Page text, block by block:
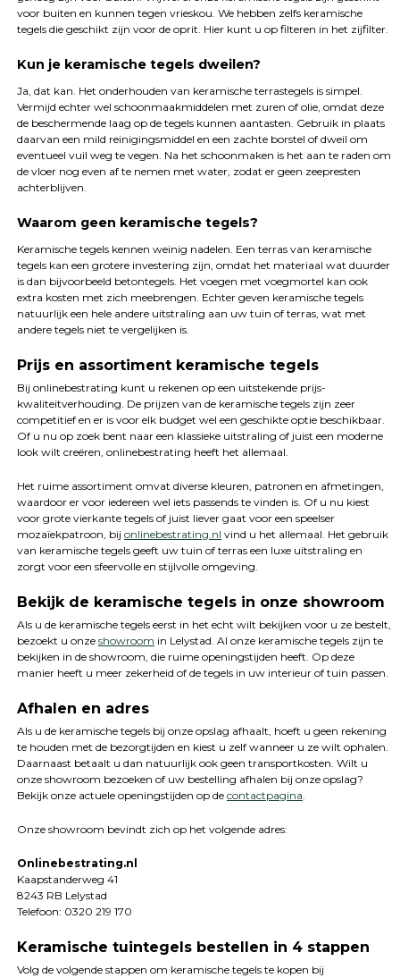
voor buiten en kunnen tegen vrieskou. We hebben zelfs keramische
tegels die geschikt zijn voor de oprit. Hier kunt u op filteren in het zijfilter.
Kun je keramische tegels dweilen?
Ja, dat kan. Het onderhouden van keramische terrastegels is simpel.
Vermijd echter wel schoonmaakmiddelen met zuren of olie, omdat deze
de beschermende laag op de tegels kunnen aantasten. Gebruik in plaats
daarvan een mild reinigingsmiddel en een zachte borstel of dweil om
eventueel vuil weg te vegen. Na het schoonmaken is het aan te raden om
de vloer nog even af te nemen met water, zodat er geen zeepresten
achterblijven.
Waarom geen keramische tegels?
Keramische tegels kennen weinig nadelen. Een terras van keramische
tegels kan een grotere investering zijn, omdat het materiaal wat duurder
is dan bijvoorbeeld betontegels. Het voegen met voegmortel kan ook
extra kosten met zich meebrengen. Echter geven keramische tegels
natuurlijk een hele andere uitstraling aan uw tuin of terras, wat met
andere tegels niet te vergelijken is.
Prijs en assortiment keramische tegels
Bij onlinebestrating kunt u rekenen op een uitstekende prijs-
kwaliteitverhouding. De prijzen van de keramische tegels zijn zeer
competitief en er is voor elk budget wel een geschikte optie beschikbaar.
Of u nu op zoek bent naar een klassieke uitstraling of juist een moderne
look wilt creëren, onlinebestrating heeft het allemaal.
Het ruime assortiment omvat diverse kleuren, patronen en afmetingen,
waardoor er voor iedereen wel iets passends te vinden is. Of u nu kiest
voor grote vierkante tegels of juist liever gaat voor een speelser
mozaïekpatroon, bij onlinebestrating.nl vind u het allemaal. Het gebruik
van keramische tegels geeft uw tuin of terras een luxe uitstraling en
zorgt voor een sfeervolle en stijlvolle omgeving.
Bekijk de keramische tegels in onze showroom
Als u de keramische tegels eerst in het echt wilt bekijken voor u ze bestelt,
bezoekt u onze showroom in Lelystad. Al onze keramische tegels zijn te
bekijken in de showroom, die ruime openingstijden heeft. Op deze
manier heeft u meer zekerheid of de tegels in uw interieur of tuin passen.
Afhalen en adres
Als u de keramische tegels bij onze opslag afhaalt, hoeft u geen rekening
te houden met de bezorgtijden en kiest u zelf wanneer u ze wilt ophalen.
Daarnaast betaalt u dan natuurlijk ook geen transportkosten. Wilt u
onze showroom bezoeken of uw bestelling afhalen bij onze opslag?
Bekijk onze actuele openingstijden op de contactpagina.
Onze showroom bevindt zich op het volgende adres:
Onlinebestrating.nl
Kaapstanderweg 41
8243 RB Lelystad
Telefoon: 0320 219 170
Keramische tuintegels bestellen in 4 stappen
Volg de volgende stappen om keramische tegels te kopen bij